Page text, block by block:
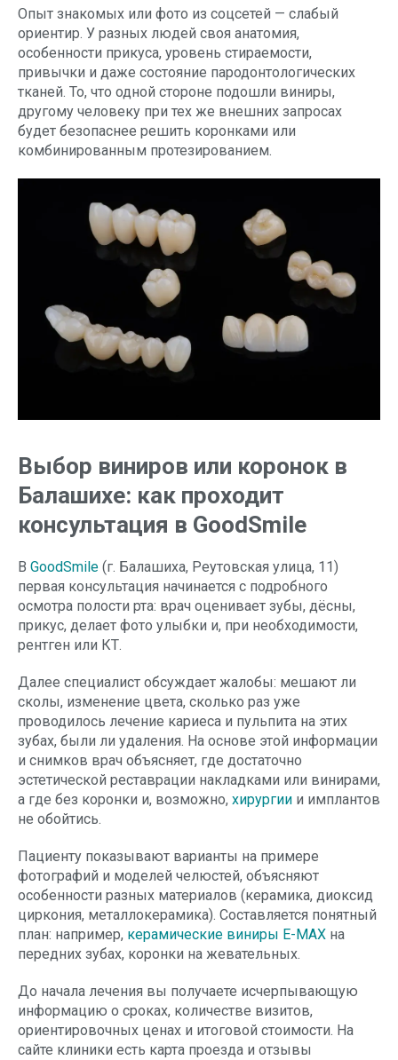
Опыт знакомых или фото из соцсетей — слабый
ориентир. У разных людей своя анатомия,
особенности прикуса, уровень стираемости,
привычки и даже состояние пародонтологических
тканей. То, что одной стороне подошли виниры,
другому человеку при тех же внешних запросах
будет безопаснее решить коронками или
комбинированным протезированием.
Выбор виниров или коронок в
Балашихе: как проходит
консультация в GoodSmile
В GoodSmile (г. Балашиха, Реутовская улица, 11)
первая консультация начинается с подробного
осмотра полости рта: врач оценивает зубы, дёсны,
прикус, делает фото улыбки и, при необходимости,
рентген или КТ.
Далее специалист обсуждает жалобы: мешают ли
сколы, изменение цвета, сколько раз уже
проводилось лечение кариеса и пульпита на этих
зубах, были ли удаления. На основе этой информации
и снимков врач объясняет, где достаточно
эстетической реставрации накладками или винирами,
а где без коронки и, возможно, хирургии и имплантов
не обойтись.
Пациенту показывают варианты на примере
фотографий и моделей челюстей, объясняют
особенности разных материалов (керамика, диоксид
циркония, металлокерамика). Составляется понятный
план: например, керамические виниры E-MAX на
передних зубах, коронки на жевательных.
До начала лечения вы получаете исчерпывающую
информацию о сроках, количестве визитов,
ориентировочных ценах и итоговой стоимости. На
сайте клиники есть карта проезда и отзывы